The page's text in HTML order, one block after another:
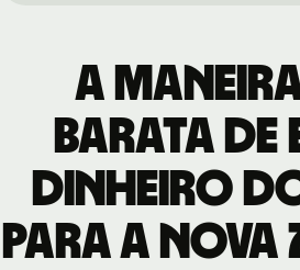
A
barata de
dinheiro
para a Nova